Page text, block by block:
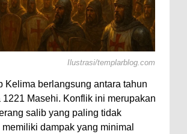
Ilustrasi/templarblog.com
Kelima berlangsung antara tahun
1221 Masehi. Konflik ini merupakan
salib yang paling tidak
dampak yang minimal